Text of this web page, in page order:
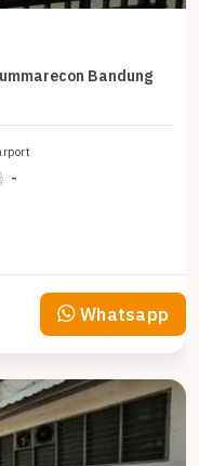
Bandung
-
Whatsapp